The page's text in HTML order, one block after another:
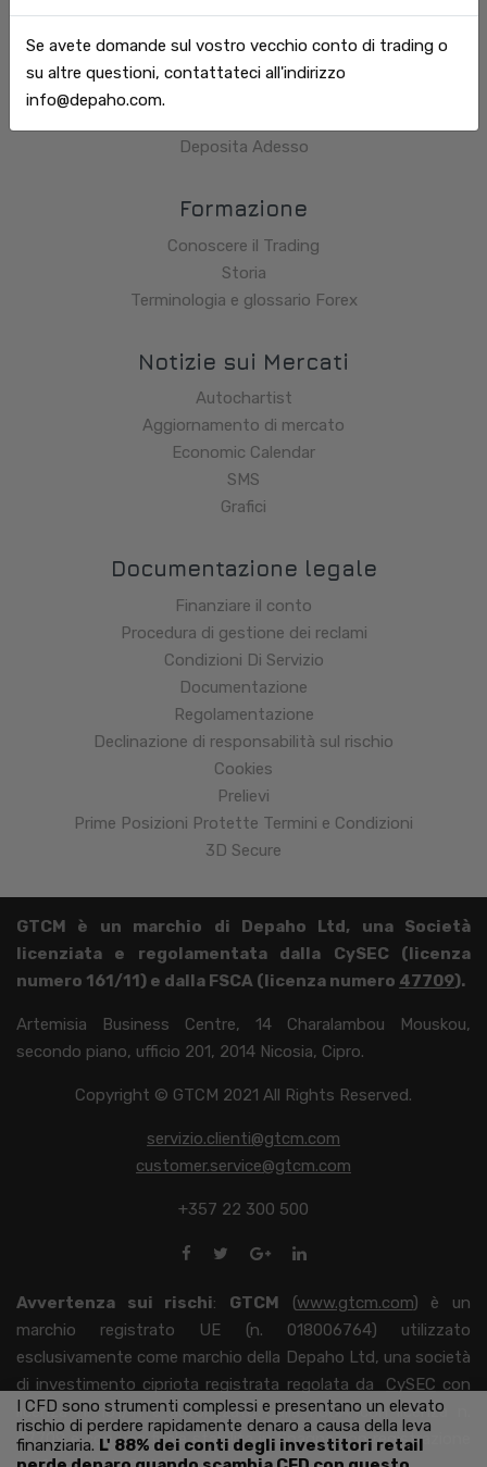
Se avete domande sul vostro vecchio conto di trading o
su altre questioni, contattateci all'indirizzo
info@depaho.com.
Piattaforme di trading
Tendenze degli altri Traders
Tassi e grafici dal vivo
Product Sheet & Costs
Deposita Adesso
Formazione
Conoscere il Trading
Storia
Terminologia e glossario Forex
Notizie sui Mercati
Autochartist
Aggiornamento di mercato
Economic Calendar
SMS
Grafici
Documentazione legale
Finanziare il conto
Procedura di gestione dei reclami
Condizioni Di Servizio
Documentazione
Regolamentazione
Declinazione di responsabilità sul rischio
Cookies
Prelievi
Prime Posizioni Protette Termini e Condizioni
3D Secure
GTCM è un marchio di Depaho Ltd, una Società
licenziata e regolamentata dalla CySEC (licenza
numero 161/11) e dalla FSCA (licenza numero 47709).
Artemisia Business Centre, 14 Charalambou Mouskou,
secondo piano, ufficio 201, 2014 Nicosia, Cipro.
Copyright © GTCM 2021 All Rights Reserved.
servizio.clienti@gtcm.com
customer.service@gtcm.com
+357 22 300 500
Avvertenza sui rischi: GTCM (www.gtcm.com) è un
marchio registrato UE (n. 018006764) utilizzato
esclusivamente come marchio della Depaho Ltd, una società
di investimento cipriota registrata regolata da
CySEC con
licenza n. 161/11 e autorizzato dalla FSCA con licenza n.
47709 e con una filiale stabilita in Spagna con registrazione
I CFD sono strumenti complessi e presentano un elevato
rischio di perdere rapidamente denaro a causa della leva
finanziaria. L' 88% dei conti degli investitori retail